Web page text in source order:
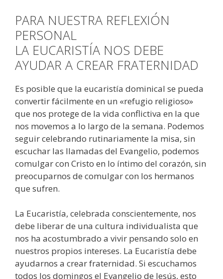
PARA NUESTRA REFLEXIÓN
PERSONAL
LA EUCARISTÍA NOS DEBE
AYUDAR A CREAR FRATERNIDAD
Es posible que la eucaristía dominical se pueda
convertir fácilmente en un «refugio religioso»
que nos protege de la vida conflictiva en la que
nos movemos a lo largo de la semana. Podemos
seguir celebrando rutinariamente la misa, sin
escuchar las llamadas del Evangelio, podemos
comulgar con Cristo en lo íntimo del corazón, sin
preocuparnos de comulgar con los hermanos
que sufren.
La Eucaristía, celebrada conscientemente, nos
debe liberar de una cultura individualista que
nos ha acostumbrado a vivir pensando solo en
nuestros propios intereses. La Eucaristía debe
ayudarnos a crear fraternidad. Si escuchamos
todos los domingos el Evangelio de Jesús, esto